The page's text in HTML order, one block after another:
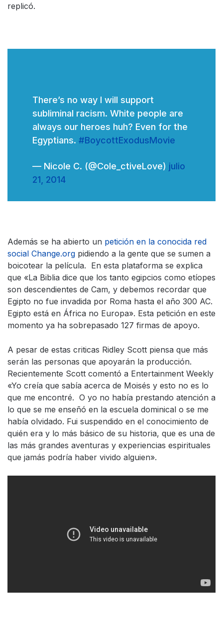
replicó.
There’s no way I will support
subliminal racism. White people are
always our heroes huh? Even for the
Egyptians. #BoycottExodusMovie
— Nicole C. (@Cole_ctiveLove) julio
21, 2014
Además se ha abierto un petición en la conocida red
social Change.org pidiendo a la gente que se sumen a
boicotear la película. En esta plataforma se explica
que «La Biblia dice que los tanto egipcios como etíopes
son descendientes de Cam, y debemos recordar que
Egipto no fue invadida por Roma hasta el año 300 AC.
Egipto está en África no Europa». Esta petición en este
momento ya ha sobrepasado 127 firmas de apoyo.
A pesar de estas criticas Ridley Scott piensa que más
serán las personas que apoyarán la producción.
Recientemente Scott comentó a Entertainment Weekly
«Yo creía que sabía acerca de Moisés y esto no es lo
que me encontré. O yo no había prestando atención a
lo que se me enseñó en la escuela dominical o se me
había olvidado. Fui suspendido en el conocimiento de
quién era y lo más básico de su historia, que es una de
las más grandes aventuras y experiencias espirituales
que jamás podría haber vivido alguien».